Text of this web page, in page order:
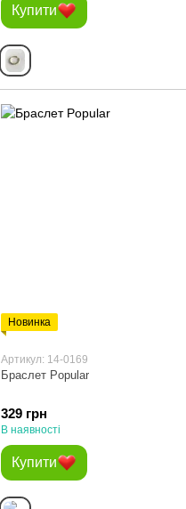
Купити
Новинка
Артикул: 14-0169
Браслет Popular
329 грн
В наявності
Купити